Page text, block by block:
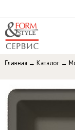
Главная → Каталог →